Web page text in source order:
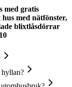
med gratis
med nätfönster,
blixtlåsdörrar
hyllan?